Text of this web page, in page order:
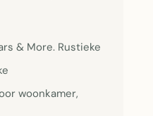
& More. Rustieke
woonkamer,